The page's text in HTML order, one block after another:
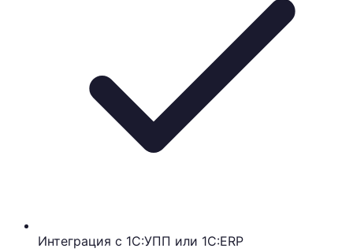
Интеграция с 1С:УПП или 1С:ERP